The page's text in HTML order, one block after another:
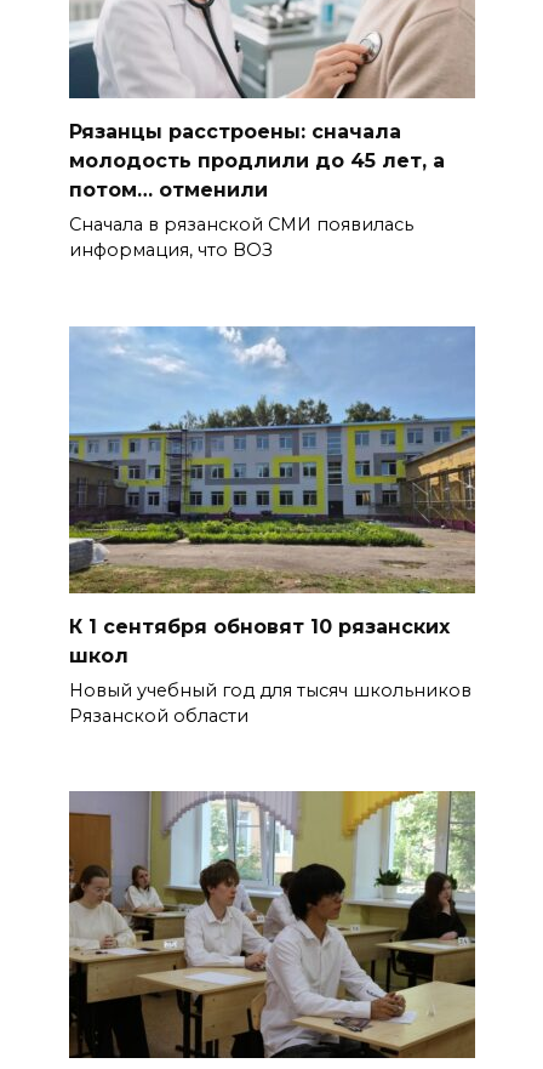
Рязанцы расстроены: сначала
молодость продлили до 45 лет, а
потом… отменили
Сначала в рязанской СМИ появилась
информация, что ВОЗ
К 1 сентября обновят 10 рязанских
школ
Новый учебный год для тысяч школьников
Рязанской области